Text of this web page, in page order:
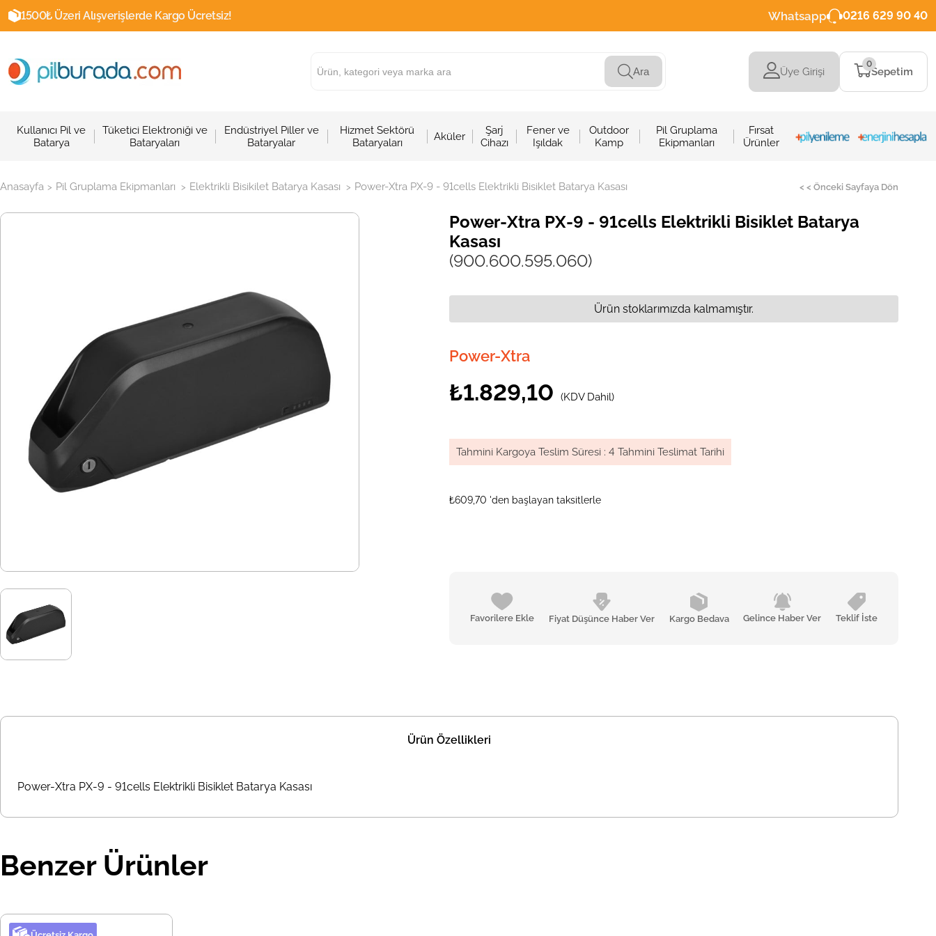
1500₺ Üzeri Alışverişlerde Kargo Ücretsiz! Whatsapp 0216 629 90 40
Ara Üye Girişi Sepetim
0
Kullanıcı Pil ve
Batarya
Tüketici Elektroniği ve
Bataryaları
Endüstriyel Piller ve
Bataryalar
Hizmet Sektörü
Bataryaları
Aküler
Şarj
Cihazı
Fener ve
Işıldak
Outdoor
Kamp
Pil Gruplama
Ekipmanları
Fırsat
Ürünler
Anasayfa > Pil Gruplama Ekipmanları > Elektrikli Bisikilet Batarya Kasası > Power-Xtra PX-9 - 91cells Elektrikli Bisiklet Batarya Kasası < < Önceki Sayfaya Dön
Power-Xtra PX-9 - 91cells Elektrikli Bisiklet Batarya
Kasası
(900.600.595.060)
Power-Xtra
₺1.829,10 (KDV Dahil)
Tahmini Kargoya Teslim Süresi : 4 Tahmini Teslimat Tarihi
₺609,70 'den başlayan taksitlerle
Favorilere Ekle Fiyat Düşünce Haber Ver Kargo Bedava Gelince Haber Ver Teklif İste
Ürün stoklarımızda kalmamıştır.
Ürün Özellikleri
Power-Xtra PX-9 - 91cells Elektrikli Bisiklet Batarya Kasası
Benzer Ürünler